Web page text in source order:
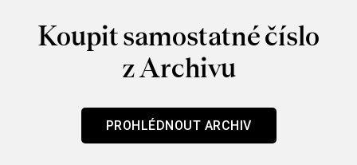
Koupit samostatné číslo
z Archivu
PROHLÉDNOUT ARCHIV